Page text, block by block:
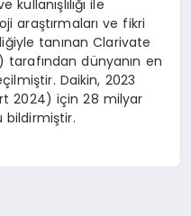
ile
araştırmaları ve fikri
tanınan Clarivate
tarafından dünyanın en
Daikin, 2023
2024) için 28 milyar
bildirmiştir.